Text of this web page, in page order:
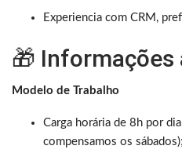
Experiencia com CRM,
🎁 Informações
Modelo de Trabalho
Carga horária de 8h por
compensamos os sábados);